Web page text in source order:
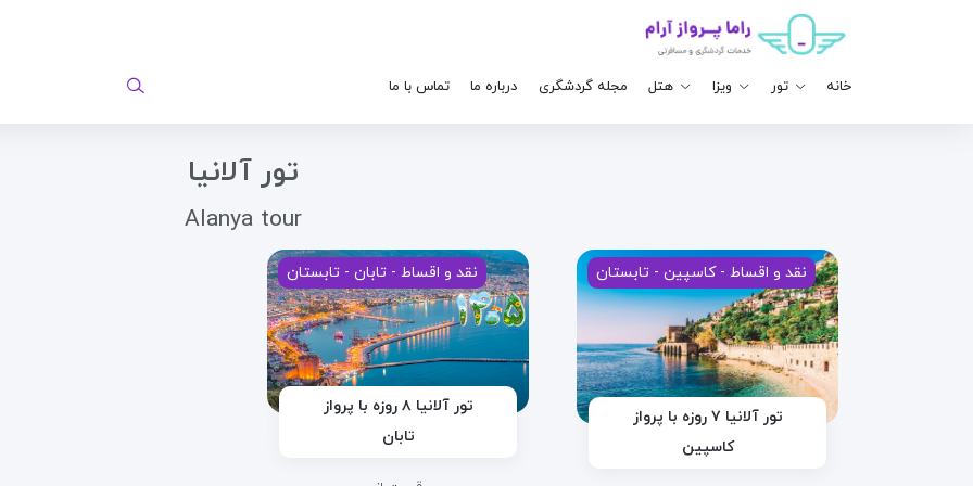
خانه تور ویزا هتل مجله گردشگری درباره ما تماس با ما
تور آلانیا
Alanya tour
نقد و اقساط - کاسپین - تابستان
تور آلانیا ۷ روزه با پرواز
کاسپین
نقد و اقساط - تابان - تابستان
تور آلانیا ۸ روزه با پرواز
تابان